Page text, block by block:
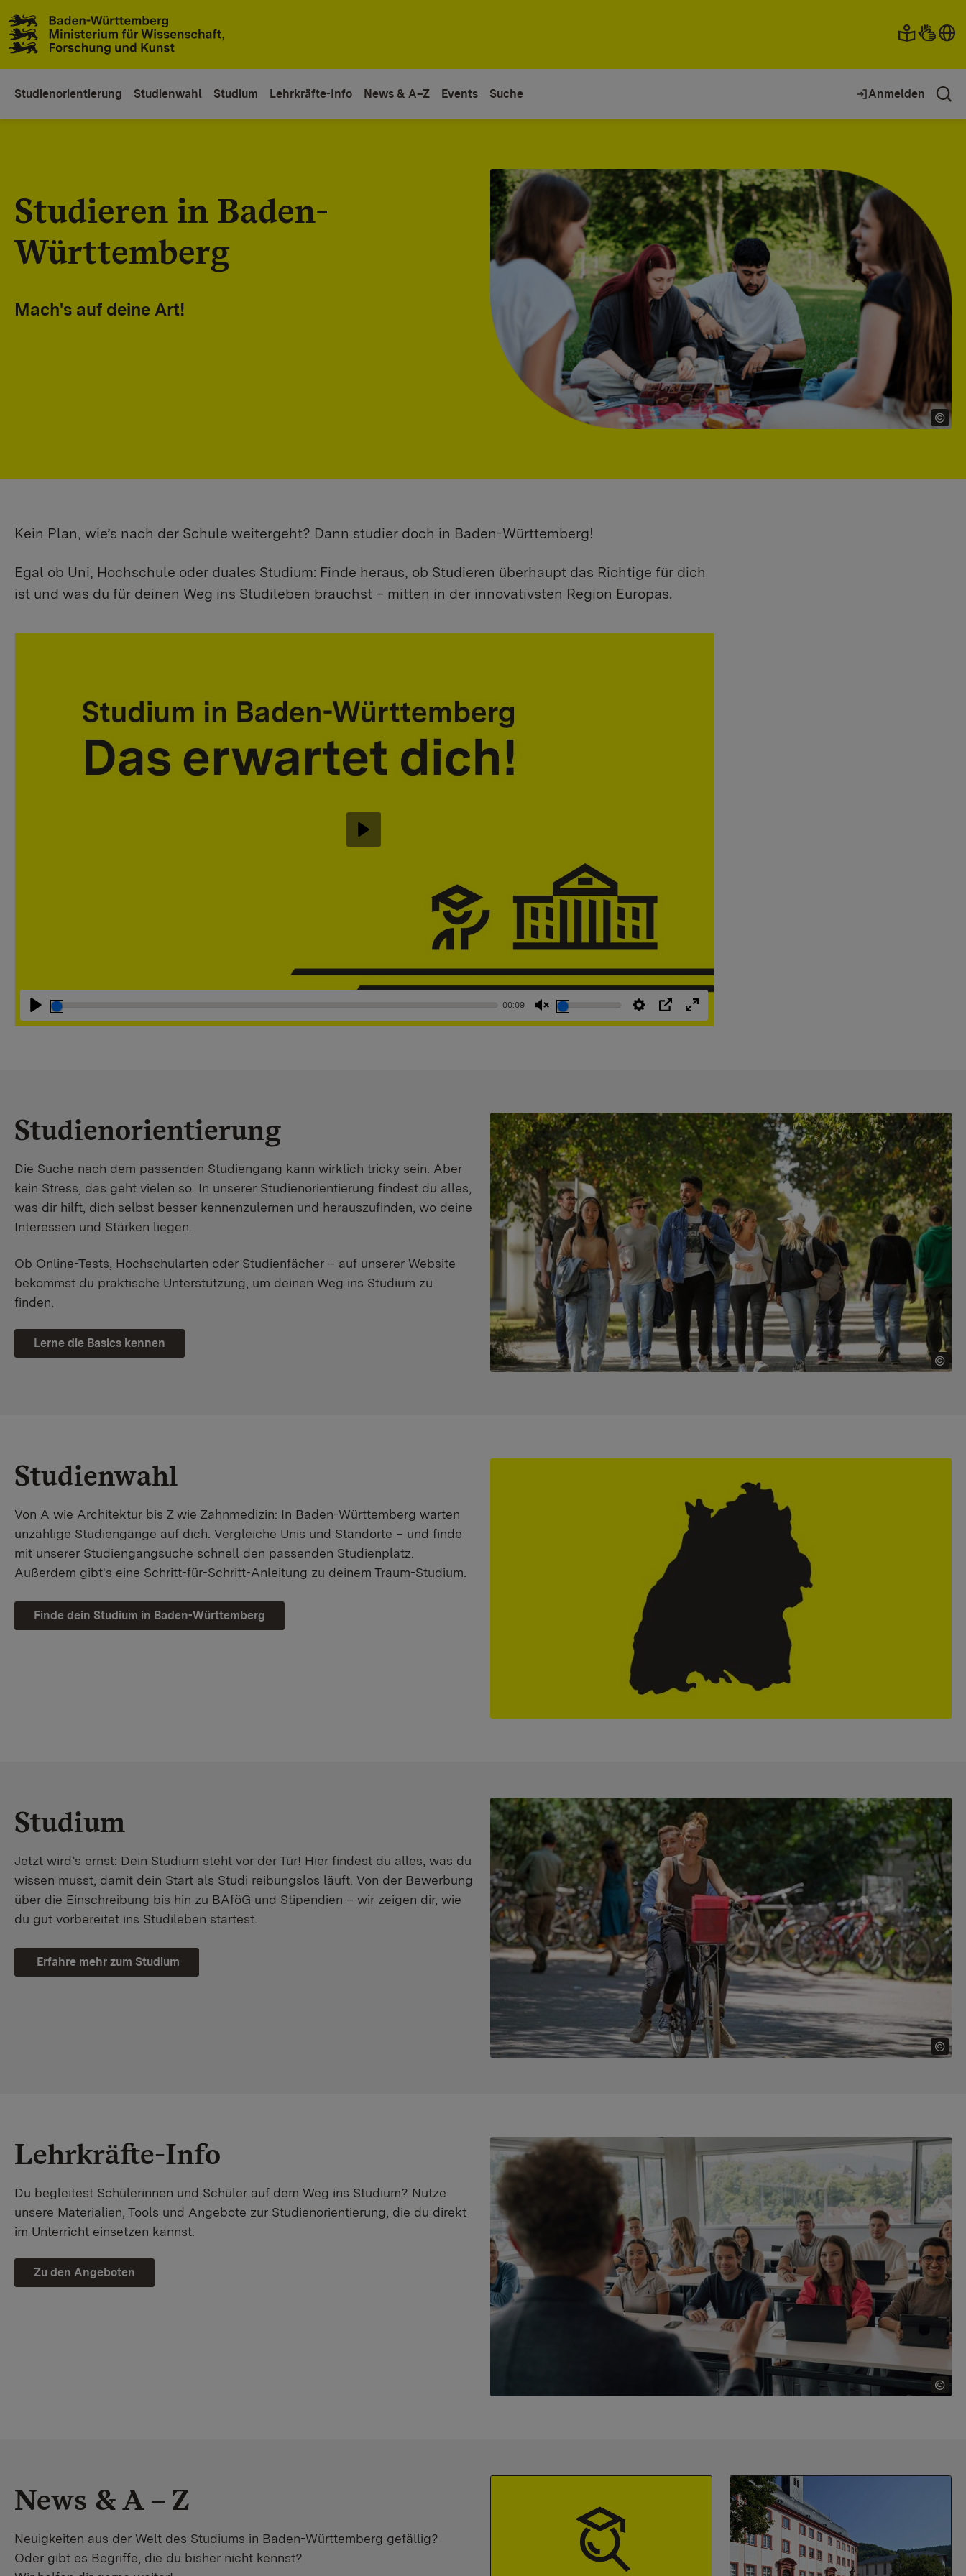
Studienorientierung Studienwahl Studium Lehrkräfte-Info News & A–Z Events Suche Anmelden
Studieren in Baden-
Württemberg
Mach's auf deine Art!
Kein Plan, wie’s nach der Schule weitergeht? Dann studier doch in Baden-Württemberg!
Egal ob Uni, Hochschule oder duales Studium: Finde heraus, ob Studieren überhaupt das Richtige für dich
ist und was du für deinen Weg ins Studileben brauchst – mitten in der innovativsten Region Europas.
Abspielen
00:09
StummschaltungEinstellungen
PIP Vollbild
Abspielen
Studienorientierung
Die Suche nach dem passenden Studiengang kann wirklich tricky sein. Aber
kein Stress, das geht vielen so. In unserer Studienorientierung findest du alles,
was dir hilft, dich selbst besser kennenzulernen und herauszufinden, wo deine
Interessen und Stärken liegen.
Ob Online-Tests, Hochschularten oder Studienfächer – auf unserer Website
bekommst du praktische Unterstützung, um deinen Weg ins Studium zu
finden.
Lerne die Basics kennen
Studienwahl
Von A wie Architektur bis Z wie Zahnmedizin: In Baden-Württemberg warten
unzählige Studiengänge auf dich. Vergleiche Unis und Standorte – und finde
mit unserer Studiengangsuche schnell den passenden Studienplatz.
Außerdem gibt's eine Schritt-für-Schritt-Anleitung zu deinem Traum-Studium.
Finde dein Studium in Baden-Württemberg
Studium
Jetzt wird’s ernst: Dein Studium steht vor der Tür! Hier findest du alles, was du
wissen musst, damit dein Start als Studi reibungslos läuft. Von der Bewerbung
über die Einschreibung bis hin zu BAföG und Stipendien – wir zeigen dir, wie
du gut vorbereitet ins Studileben startest.
Erfahre mehr zum Studium
Lehrkräfte-Info
Du begleitest Schülerinnen und Schüler auf dem Weg ins Studium? Nutze
unsere Materialien, Tools und Angebote zur Studienorientierung, die du direkt
im Unterricht einsetzen kannst.
Zu den Angeboten
News & A – Z
Neuigkeiten aus der Welt des Studiums in Baden-Württemberg gefällig?
Oder gibt es Begriffe, die du bisher nicht kennst?